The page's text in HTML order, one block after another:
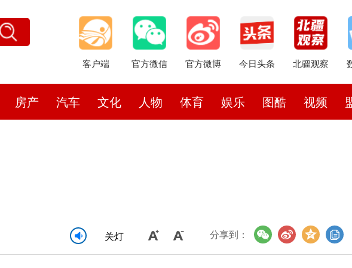
客户端 官方微信 官方微博 今日头条 北疆观察
房产 汽车 文化 人物 体育 娱乐 图酷 视频
关灯 分享到：